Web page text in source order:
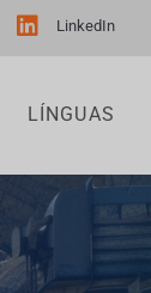
LinkedIn
LÍNGUAS